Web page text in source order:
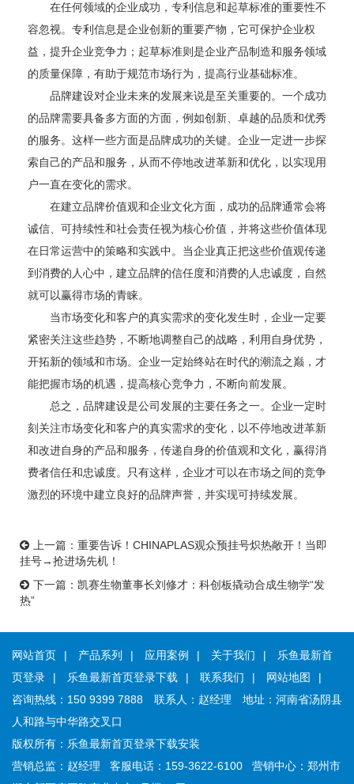
在任何领域的企业成功，专利信息和起草标准的重要性不
容忽视。专利信息是企业创新的重要产物，它可保护企业权
益，提升企业竞争力；起草标准则是企业产品制造和服务领域
的质量保障，有助于规范市场行为，提高行业基础标准。
品牌建设对企业未来的发展来说是至关重要的。一个成功
的品牌需要具备多方面的方面，例如创新、卓越的品质和优秀
的服务。这样一些方面是品牌成功的关键。企业一定进一步探
索自己的产品和服务，从而不停地改进革新和优化，以实现用
户一直在变化的需求。
在建立品牌价值观和企业文化方面，成功的品牌通常会将
诚信、可持续性和社会责任视为核心价值，并将这些价值体现
在日常运营中的策略和实践中。当企业真正把这些价值观传递
到消费的人心中，建立品牌的信任度和消费的人忠诚度，自然
就可以赢得市场的青睐。
当市场变化和客户的真实需求的变化发生时，企业一定要
紧密关注这些趋势，不断地调整自己的战略，利用自身优势，
开拓新的领域和市场。企业一定始终站在时代的潮流之巅，才
能把握市场的机遇，提高核心竞争力，不断向前发展。
总之，品牌建设是公司发展的主要任务之一。企业一定时
刻关注市场变化和客户的真实需求的变化，以不停地改进革新
和改进自身的产品和服务，传递自身的价值观和文化，赢得消
费者信任和忠诚度。只有这样，企业才可以在市场之间的竞争
激烈的环境中建立良好的品牌声誉，并实现可持续发展。
上一篇： 重要告诉！CHINAPLAS观众预挂号炽热敞开！当即
挂号→抢进场先机！
下一篇： 凯赛生物董事长刘修才：科创板撬动合成生物学“发
热”
网站首页 | 产品系列 | 应用案例 | 关于我们 |
乐鱼最新首
页登录
| 乐鱼最新首页登录下载 | 联系我们 | 网站地图
|
咨询热线： 150 9399 7888 联系人： 赵经理 地址： 河南省汤阴县
人和路与中华路交叉口
版权所有： 乐鱼最新首页登录下载安装
营销总监： 赵经理 客服电话： 159-3622-6100 营销中心： 郑州市